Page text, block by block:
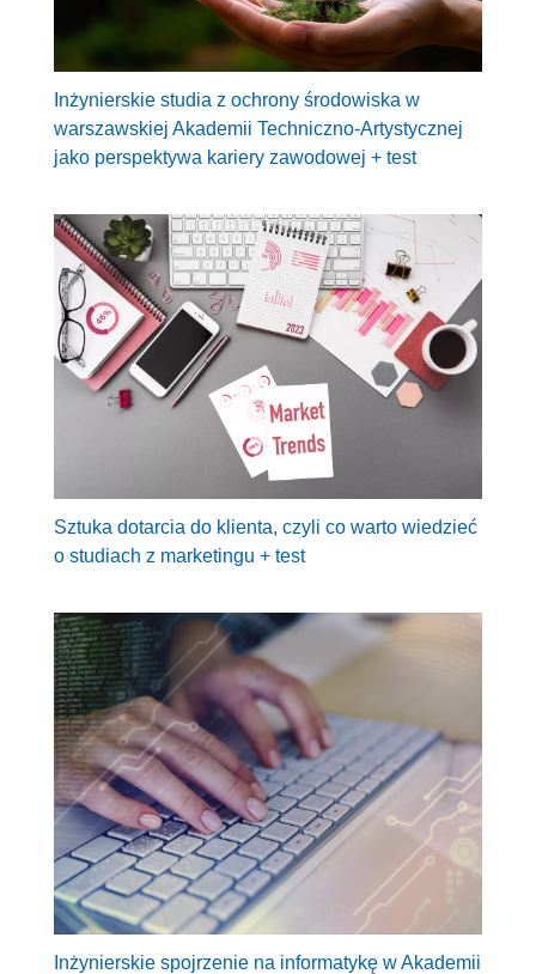
Inżynierskie studia z ochrony środowiska w
warszawskiej Akademii Techniczno-Artystycznej
jako perspektywa kariery zawodowej + test
Sztuka dotarcia do klienta, czyli co warto wiedzieć
o studiach z marketingu + test
Inżynierskie spojrzenie na informatykę w Akademii